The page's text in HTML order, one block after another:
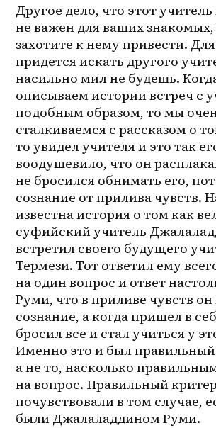
Другое дело, что этот
не важен для ваших
захотите к нему привести.
придется искать другого
насильно мил не будешь.
описываем истории встреч с
подобным образом, то мы
сталкиваемся с рассказом о
то увидел учителя и это так
воодушевило, что он
не бросился обнимать его,
сознание от прилива чувств.
известна история о том как
суфийский учитель
встретил своего будущего
Термези. Тот ответил ему
на один вопрос и ответ
Руми, что в приливе чувств
сознание, а когда пришел в
бросил все и стал учиться у
Именно это и был
а не то, насколько
на вопрос. Правильный
почувствовали в том случае,
были Джалаладдином Руми.